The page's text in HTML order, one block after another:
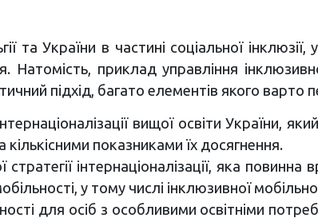
України в частині соціальної інклюзії,
приклад управління
підхід, багато елементів якого варто
вищої освіти України,
кількісними показниками їх досягнення.
інтернаціоналізації, яка
у тому числі інклюзивної
для осіб з особливими освітніми